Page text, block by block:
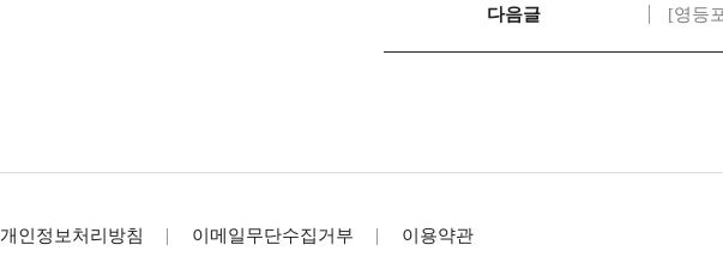
다음글 [영등
개인정보처리방침 이메일무단수집거부 이용약관